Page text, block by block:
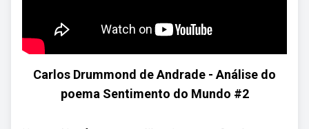
Carlos Drummond de Andrade - Análise do
poema Sentimento do Mundo #2